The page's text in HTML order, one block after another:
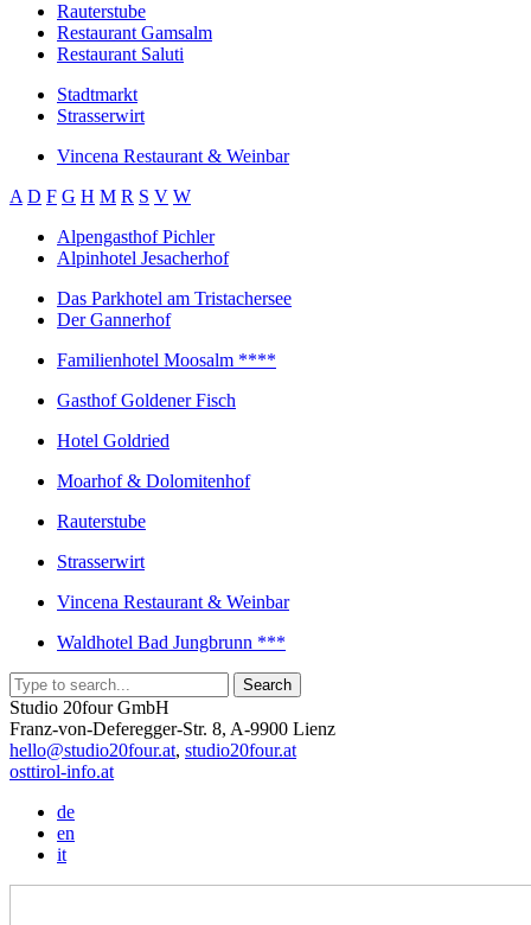
Rauterstube
Restaurant Gamsalm
Restaurant Saluti
Stadtmarkt
Strasserwirt
Vincena Restaurant & Weinbar
A D F G H M R S V W
Alpengasthof Pichler
Alpinhotel Jesacherhof
Das Parkhotel am Tristachersee
Der Gannerhof
Familienhotel Moosalm ****
Gasthof Goldener Fisch
Hotel Goldried
Moarhof & Dolomitenhof
Rauterstube
Strasserwirt
Vincena Restaurant & Weinbar
Waldhotel Bad Jungbrunn ***
Studio 20four GmbH
Franz-von-Deferegger-Str. 8, A-9900 Lienz
hello@studio20four.at, studio20four.at
osttirol-info.at
de
en
it